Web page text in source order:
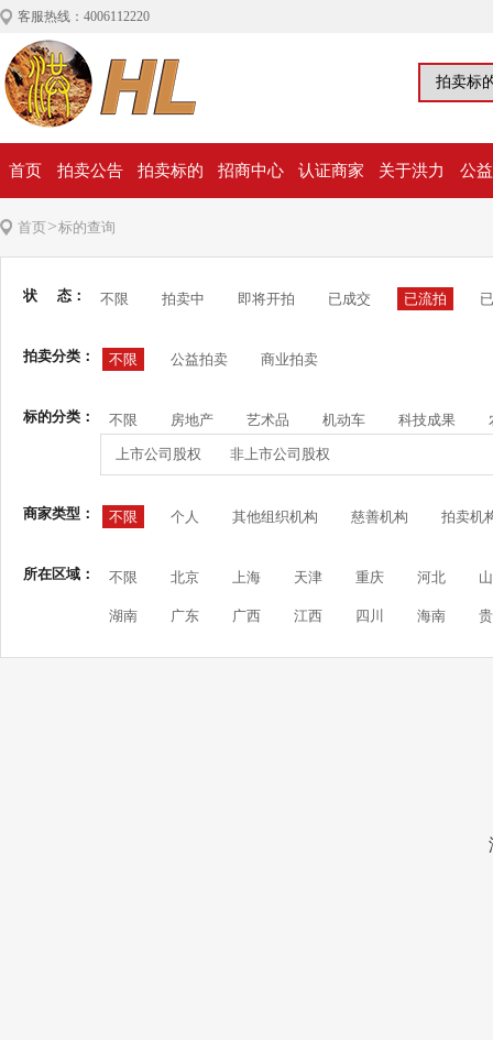
客服热线：4006112220
首页 拍卖公告 拍卖标的 招商中心 认证商家 关于洪力 公
首页>标的查询
状 态： 不限 拍卖中 即将开拍 已成交 已流拍
拍卖分类： 不限 公益拍卖 商业拍卖
标的分类： 不限 房地产 艺术品 机动车 科技成果
上市公司股权 非上市公司股权
商家类型： 不限 个人 其他组织机构 慈善机构 拍卖机
所在区域： 不限 北京 上海 天津 重庆 河北
湖南 广东 广西 江西 四川 海南